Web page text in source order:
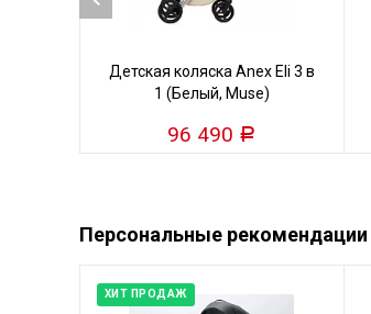
Детская коляска Anex Eli 3 в
1 (Белый, Muse)
96 490 Р
Персональные рекомендации
ХИТ ПРОДАЖ